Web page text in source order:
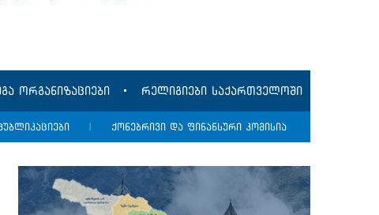
ორგანიზაციები რელიგიები საქართველოში
ქონებრივი და ფინანსური კომისია